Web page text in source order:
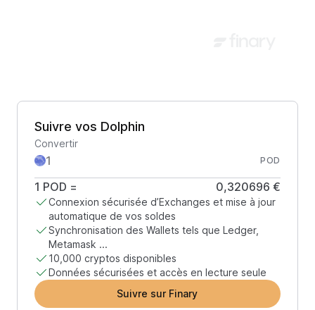
Suivre vos Dolphin
Convertir
POD
1 POD = 0,320696 €
Connexion sécurisée d’Exchanges et mise à jour
automatique de vos soldes
Synchronisation des Wallets tels que Ledger,
Metamask ...
10,000 cryptos disponibles
Données sécurisées et accès en lecture seule
Suivre sur Finary